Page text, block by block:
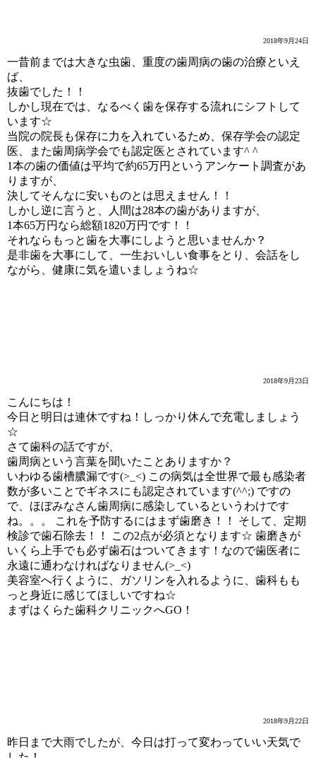
2018年9月24日
一昔前までは大きな虫歯、重度の歯周病の歯の治療といえ
ば、
抜歯でした！！
しかし現在では、なるべく歯を保存する流れにシフトして
います☆
当院の院長も保存に力を入れているため、保存学会の認定
医、また歯周病学会でも認定医とされています^ ^
1本の歯の価値は平均で約65万円というアンケート調査があ
りますが、
決してそんなに安いものとは思えません！！
しかし逆に言うと、人間は28本の歯がありますが、
1本65万円なら総額1820万円です！！
それならもっと歯を大事にしようと思いませんか？
是非歯を大事にして、一生おいしい食事をとり、会話をし
ながら、健康に気を遣いましょうね☆
2018年9月23日
こんにちは！
今日と明日は連休ですね！しっかり休んで充電しましょう
☆
さて歯科の話ですが、
歯周病という言葉を聞いたことありますか？
いわゆる歯槽膿漏です(>_<) この病気は全世界で最も感染者
数が多いことでギネスにも認定されています(^^;) ですの
で、ほぼみなさん歯周病に感染しているというわけです
ね。。。 これを予防するにはまず歯磨き！！ そして、定期
検診で歯石除去！！ この2点が必須となります☆ 歯磨きが
いくら上手でも必ず歯石はついてきます！なので歯医者に
永遠に通わなければなりません(>_<)
美容室へ行くように、ガソリンを入れるように、歯科もも
っと身近に感じてほしいですね☆
まずはくらた歯科クリニックへGO！
2018年9月22日
昨日まで大雨でしたが、今日は打って変わっていい天気で